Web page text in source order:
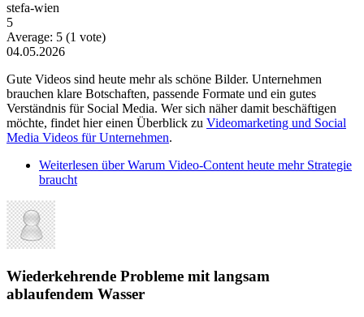
stefa-wien
5
Average: 5 (1 vote)
04.05.2026
Gute Videos sind heute mehr als schöne Bilder. Unternehmen
brauchen klare Botschaften, passende Formate und ein gutes
Verständnis für Social Media. Wer sich näher damit beschäftigen
möchte, findet hier einen Überblick zu Videomarketing und Social
Media Videos für Unternehmen.
Weiterlesen über Warum Video-Content heute mehr Strategie
braucht
Wiederkehrende Probleme mit langsam
ablaufendem Wasser